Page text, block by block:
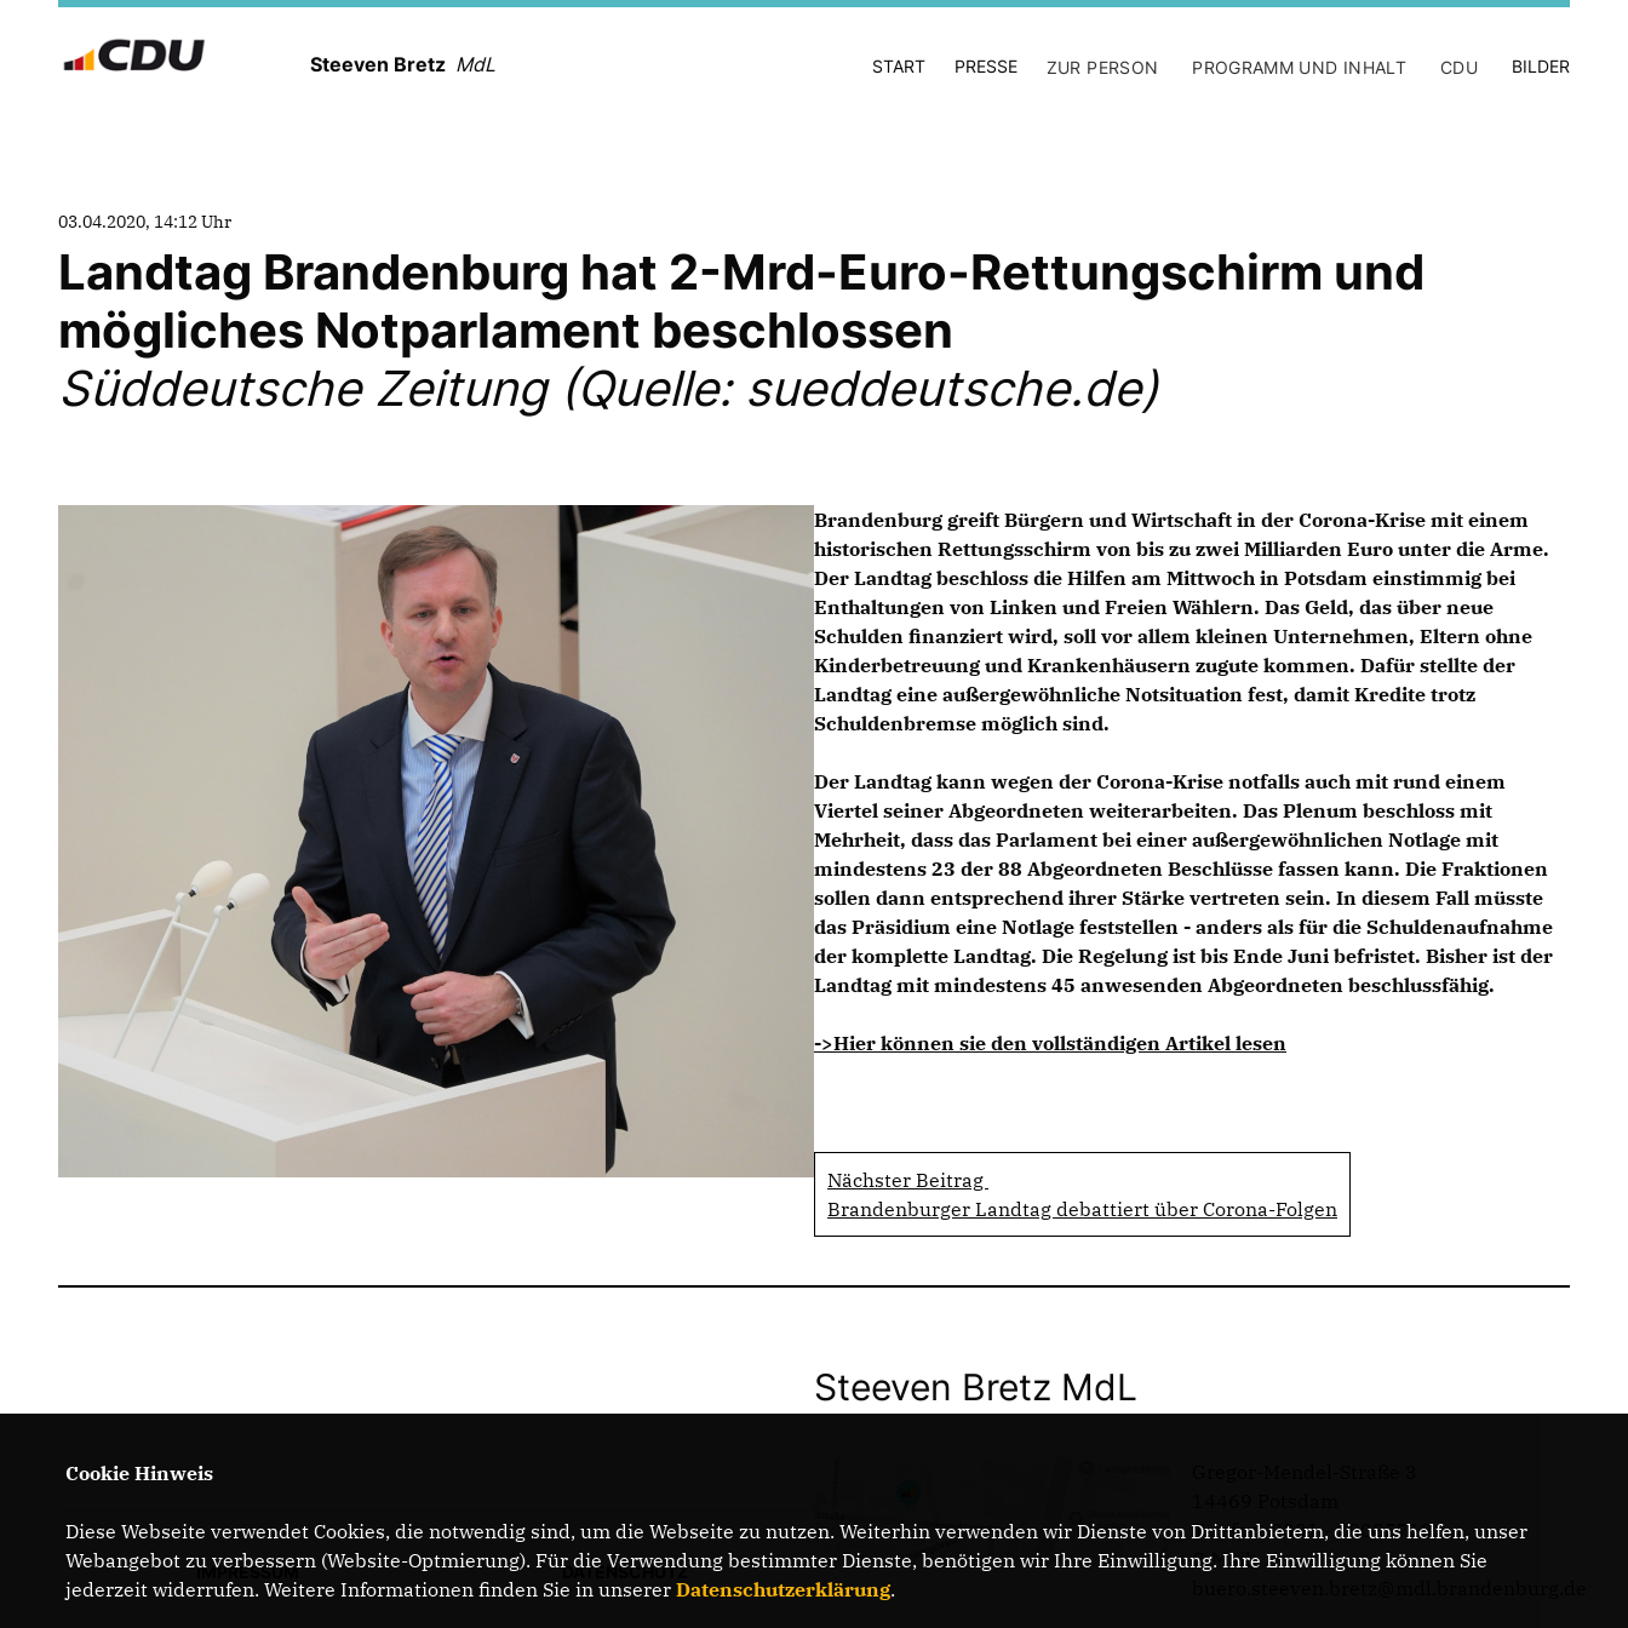
Steeven Bretz MdL START PRESSE ZUR PERSON PROGRAMM UND INHALT CDU BILDER
03.04.2020, 14:12 Uhr
Landtag Brandenburg hat 2-Mrd-Euro-Rettungschirm und
mögliches Notparlament beschlossen
Süddeutsche Zeitung (Quelle: sueddeutsche.de)
Brandenburg greift Bürgern und Wirtschaft in der Corona-Krise mit einem
historischen Rettungsschirm von bis zu zwei Milliarden Euro unter die Arme.
Der Landtag beschloss die Hilfen am Mittwoch in Potsdam einstimmig bei
Enthaltungen von Linken und Freien Wählern. Das Geld, das über neue
Schulden finanziert wird, soll vor allem kleinen Unternehmen, Eltern ohne
Kinderbetreuung und Krankenhäusern zugute kommen. Dafür stellte der
Landtag eine außergewöhnliche Notsituation fest, damit Kredite trotz
Schuldenbremse möglich sind.
Der Landtag kann wegen der Corona-Krise notfalls auch mit rund einem
Viertel seiner Abgeordneten weiterarbeiten. Das Plenum beschloss mit
Mehrheit, dass das Parlament bei einer außergewöhnlichen Notlage mit
mindestens 23 der 88 Abgeordneten Beschlüsse fassen kann. Die Fraktionen
sollen dann entsprechend ihrer Stärke vertreten sein. In diesem Fall müsste
das Präsidium eine Notlage feststellen - anders als für die Schuldenaufnahme
der komplette Landtag. Die Regelung ist bis Ende Juni befristet. Bisher ist der
Landtag mit mindestens 45 anwesenden Abgeordneten beschlussfähig.
->Hier können sie den vollständigen Artikel lesen
Nächster Beitrag
Brandenburger Landtag debattiert über Corona-Folgen
IMPRESSUM DATENSCHUTZ
Steeven Bretz MdL
Telefon: 0331 - 20085713
E-Mail:
Cookie Hinweis
Diese Webseite verwendet Cookies, die notwendig sind, um die Webseite zu nutzen. Weiterhin verwenden wir Dienste von Drittanbietern, die uns helfen, unser
Webangebot zu verbessern (Website-Optmierung). Für die Verwendung bestimmter Dienste, benötigen wir Ihre Einwilligung. Ihre Einwilligung können Sie
jederzeit widerrufen. Weitere Informationen finden Sie in unserer Datenschutzerklärung.